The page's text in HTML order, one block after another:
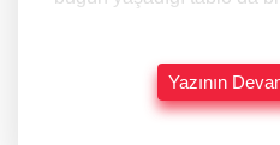
Yazının